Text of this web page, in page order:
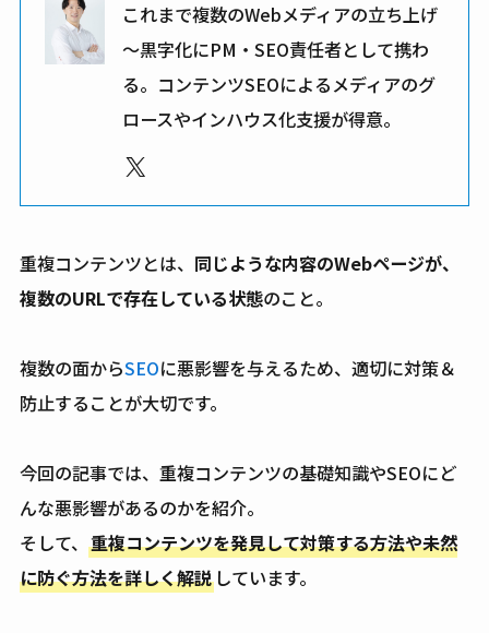
これまで複数のWebメディアの立ち上げ
～黒字化にPM・SEO責任者として携わ
る。コンテンツSEOによるメディアのグ
ロースやインハウス化支援が得意。
X
重複コンテンツとは、 同じような内容のWebページが、
複数のURLで存在している状態のこと。
複数の面からSEOに悪影響を与えるため、適切に対策＆
防止することが大切です。
今回の記事では、重複コンテンツの基礎知識やSEOにど
んな悪影響があるのかを紹介。
そして、 重複コンテンツを発見して対策する方法や未然
に防ぐ方法を詳しく解説しています。